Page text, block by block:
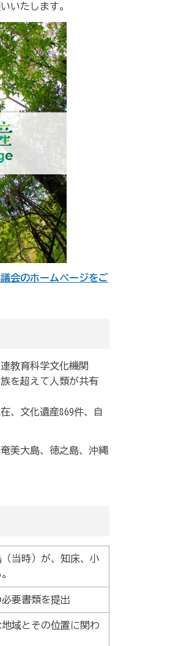
いたします。
会のホームページをご
教育科学文化機関
族を超えて人類が共有
、文化遺産869件、自
美大島、徳之島、沖縄
当時）が、知床、小
要書類を提出
域とその位置に関わ